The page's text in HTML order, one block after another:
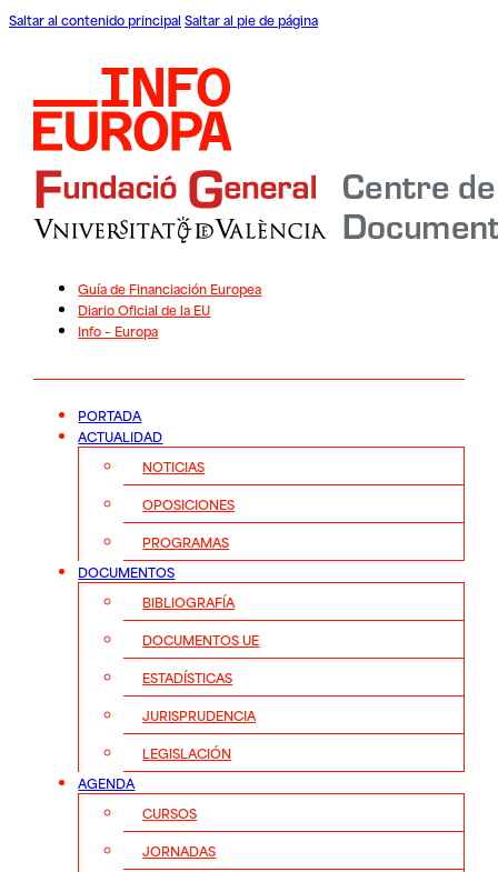
Saltar al contenido principal Saltar al pie de página
Guía de Financiación Europea
Diario Oficial de la EU
Info – Europa
PORTADA
ACTUALIDAD
NOTICIAS
OPOSICIONES
PROGRAMAS
DOCUMENTOS
BIBLIOGRAFÍA
DOCUMENTOS UE
ESTADÍSTICAS
JURISPRUDENCIA
LEGISLACIÓN
AGENDA
CURSOS
JORNADAS